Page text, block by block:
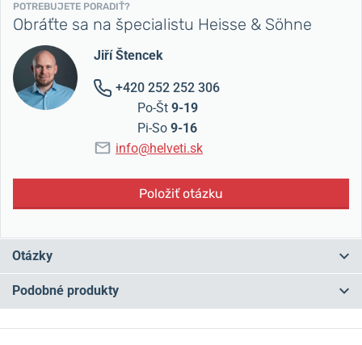
POTREBUJETE PORADIŤ?
Obráťte sa na špecialistu Heisse & Söhne
Jiří Štencek
+420 252 252 306
Po-Št 9-19
Pi-So 9-16
info@helveti.sk
Položiť otázku
Otázky
Máte otázku? Zanechajte nám komentár
Podobné produkty